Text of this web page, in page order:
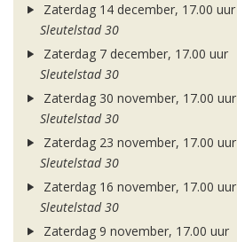
Zaterdag 14 december, 17.00 uur
Sleutelstad 30
Zaterdag 7 december, 17.00 uur
Sleutelstad 30
Zaterdag 30 november, 17.00 uur
Sleutelstad 30
Zaterdag 23 november, 17.00 uur
Sleutelstad 30
Zaterdag 16 november, 17.00 uur
Sleutelstad 30
Zaterdag 9 november, 17.00 uur